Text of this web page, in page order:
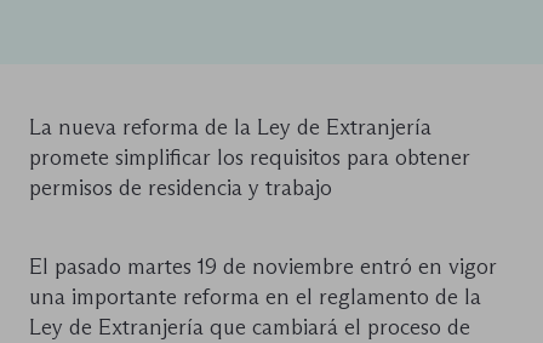
La nueva reforma de la Ley de Extranjería
promete simplificar los requisitos para obtener
permisos de residencia y trabajo
El pasado martes 19 de noviembre entró en vigor
una importante reforma en el reglamento de la
Ley de Extranjería que cambiará el proceso de